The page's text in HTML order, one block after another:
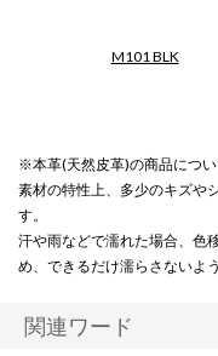
M101 BLK
※本革(天然皮革)の商品につ
素材の特性上、多少のキズや
す。
汗や雨などで濡れた場合、色
め、できるだけ濡らさないよ
関連ワード